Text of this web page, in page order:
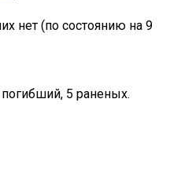
нет (по состоянию на 9
5 раненых.